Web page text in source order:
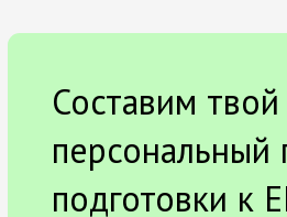
Составим твой
персональный
подготовки к